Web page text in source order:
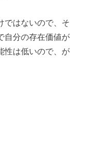
ではないので、そ
自分の存在価値が
性は低いので、が